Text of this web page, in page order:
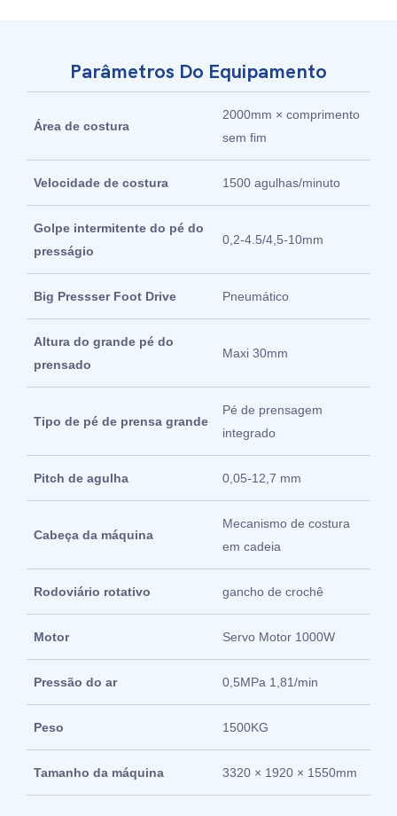
Parâmetros Do Equipamento
Área de costura
2000mm × comprimento
sem fim
Velocidade de costura 1500 agulhas/minuto
Golpe intermitente do pé do
presságio
0,2-4.5/4,5-10mm
Big Pressser Foot Drive Pneumático
Altura do grande pé do
prensado
Maxi 30mm
Tipo de pé de prensa grande
Pé de prensagem
integrado
Pitch de agulha 0,05-12,7 mm
Cabeça da máquina
Mecanismo de costura
em cadeia
Rodoviário rotativo gancho de crochê
Motor Servo Motor 1000W
Pressão do ar 0,5MPa 1,81/min
Peso 1500KG
Tamanho da máquina 3320 × 1920 × 1550mm